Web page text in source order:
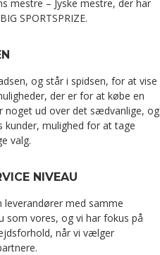
mestre – Jyske mestre, der har
SPORTSPRIZE.
og står i spidsen, for at vise
der er for at købe en
noget ud over det sædvanlige, og
kunder, mulighed for at tage
valg.
NIVEAU
leverandører med samme
som vores, og vi har fokus på
når vi vælger